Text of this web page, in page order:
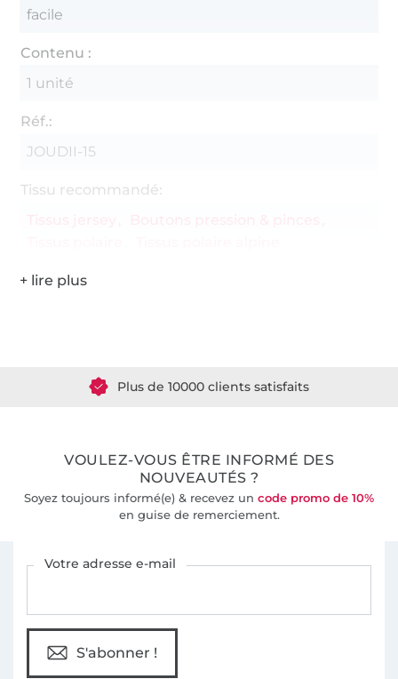
facile
Contenu :
1 unité
Réf.:
JOUDII-15
Tissu recommandé:
VOULEZ-VOUS ÊTRE INFORMÉ DES
NOUVEAUTÉS ?
Soyez toujours informé(e) & recevez un code promo de 10%
en guise de remerciement.
Votre adresse e-mail
S'abonner !